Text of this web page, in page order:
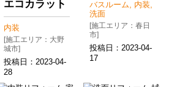
エコカラット
内装
[施工エリア：大野
城市]
投稿日： 2023-04-
28
バスルーム, 内装,
洗面
[施工エリア：春日
市]
投稿日： 2023-04-
17